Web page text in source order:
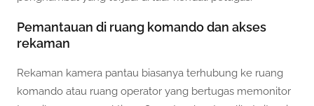
Pemantauan di ruang komando dan akses
rekaman
Rekaman kamera pantau biasanya terhubung ke ruang
komando atau ruang operator yang bertugas memonitor